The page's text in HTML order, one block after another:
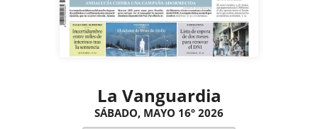
La Vanguardia
SÁBADO, MAYO 16º 2026